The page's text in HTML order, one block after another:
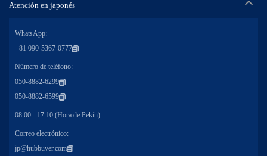
Atención en japonés
WhatsApp:
+81 090-5367-0777
Número de teléfono:
050-8882-6299
050-8882-6599
08:00 - 17:10 (Hora de Pekín)
Correo electrónico:
jp@hubbuyer.com